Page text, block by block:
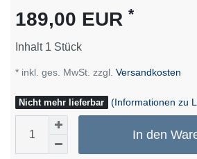
189,00 EUR *
Inhalt 1 Stück
* inkl. ges. MwSt. zzgl. Versandkosten
Nicht mehr lieferbar (Informationen zu
In den